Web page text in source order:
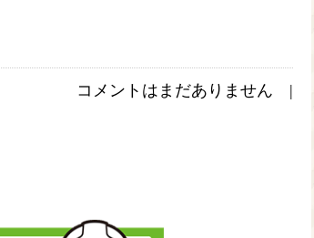
コメントはまだありません |